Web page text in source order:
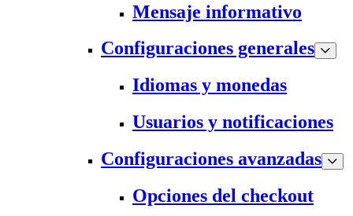
Mensaje informativo
Configuraciones generales
Idiomas y monedas
Usuarios y notificaciones
Configuraciones avanzadas
Opciones del checkout